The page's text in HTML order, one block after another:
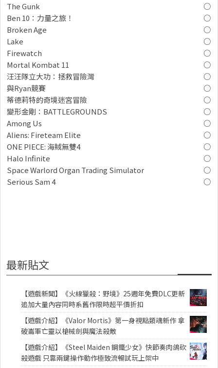
The Gunk
○
Ben 10：力量之旅！
○
Broken Age
○
Lake
○
Firewatch
○
Mortal Kombat 11
○
汪汪隊立大功：拯救冒險灣
○
與Ryan競賽
○
蒂德莉特的奇境迷宮冒險
○
變形金剛：BATTLEGROUNDS
○
Among Us
○
Aliens: Fireteam Elite
○
ONE PIECE: 海賊無雙4
○
Halo Infinite
○
Space Warlord Organ Trading Simulator
○
Serious Sam 4
○
最新貼文
【遊戲新聞】《火線獵殺：野境》25週年免費DLC更新
追加大量內容同時系舊作限時超平價折扣
【遊戲介紹】《Valor Mortis》第一身視點類魂新作 拿
破崙軍亡靈以槍械劍與魔法殺敵
【遊戲介紹】《Steel Maiden 鋼鐵少女》快節奏肉鴿砍
殺遊戲 只靠兩鍵操作動作極致流暢試玩上架中